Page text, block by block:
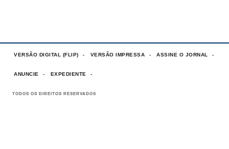
VERSÃO DIGITAL (FLIP) VERSÃO IMPRESSA ASSINE O JORNAL
ANUNCIE EXPEDIENTE
TODOS OS DIREITOS RESERVADOS